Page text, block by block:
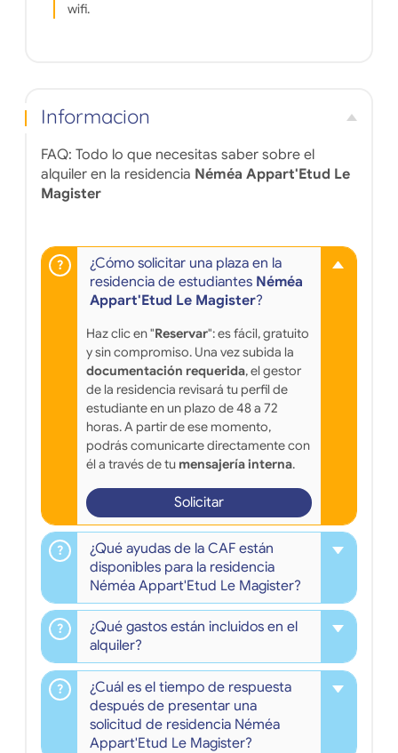
wifi.
Informacion
FAQ: Todo lo que necesitas saber sobre el
alquiler en la residencia Néméa Appart'Etud Le
Magister
¿Cómo solicitar una plaza en la
residencia de estudiantes Néméa
Appart'Etud Le Magister?
Haz clic en "Reservar": es fácil, gratuito
y sin compromiso. Una vez subida la
documentación requerida, el gestor
de la residencia revisará tu perfil de
estudiante en un plazo de 48 a 72
horas. A partir de ese momento,
podrás comunicarte directamente con
él a través de tu mensajería interna.
Solicitar
¿Qué ayudas de la CAF están
disponibles para la residencia
Néméa Appart'Etud Le Magister?
¿Qué gastos están incluidos en el
alquiler?
¿Cuál es el tiempo de respuesta
después de presentar una
solicitud de residencia Néméa
Appart'Etud Le Magister?